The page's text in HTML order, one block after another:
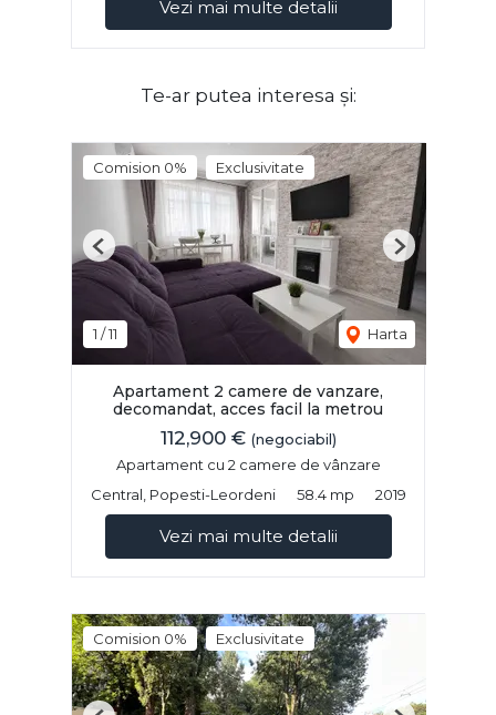
Vezi mai multe detalii
Te-ar putea interesa și:
Comision 0% Exclusivitate
1 /11 Harta
Previous Next
Apartament 2 camere de vanzare,
decomandat, acces facil la metrou
112,900 € (negociabil)
Apartament cu 2 camere de vânzare
Central, Popesti-Leordeni
58.4 mp 2019
Vezi mai multe detalii
Comision 0% Exclusivitate